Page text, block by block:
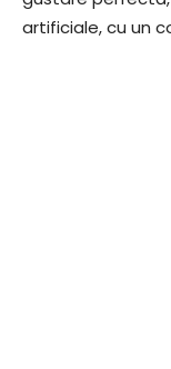
artificiale, cu un